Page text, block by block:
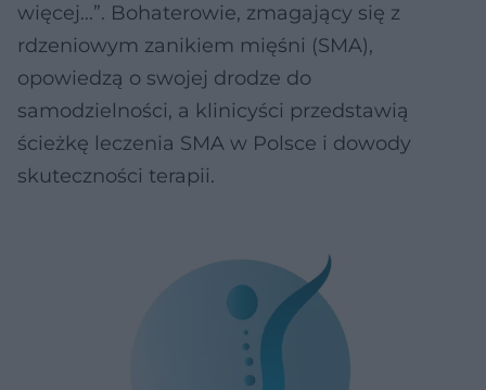
więcej...”. Bohaterowie, zmagający się z
rdzeniowym zanikiem mięśni (SMA),
opowiedzą o swojej drodze do
samodzielności, a klinicyści przedstawią
ścieżkę leczenia SMA w Polsce i dowody
skuteczności terapii.